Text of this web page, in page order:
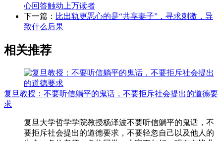
心回答触动上万读者
下一篇： 比出轨更恶心的是“共享妻子”，寻求刺激，导
致什么后果
相关推荐
复旦教授：不要听信躺平的鬼话，不要拒斥社会提出的道德要
求
复旦大学哲学学院教授杨泽波不要听信躺平的鬼话，不
要拒斥社会提出的道德要求，不要轻忽自己以及他人的